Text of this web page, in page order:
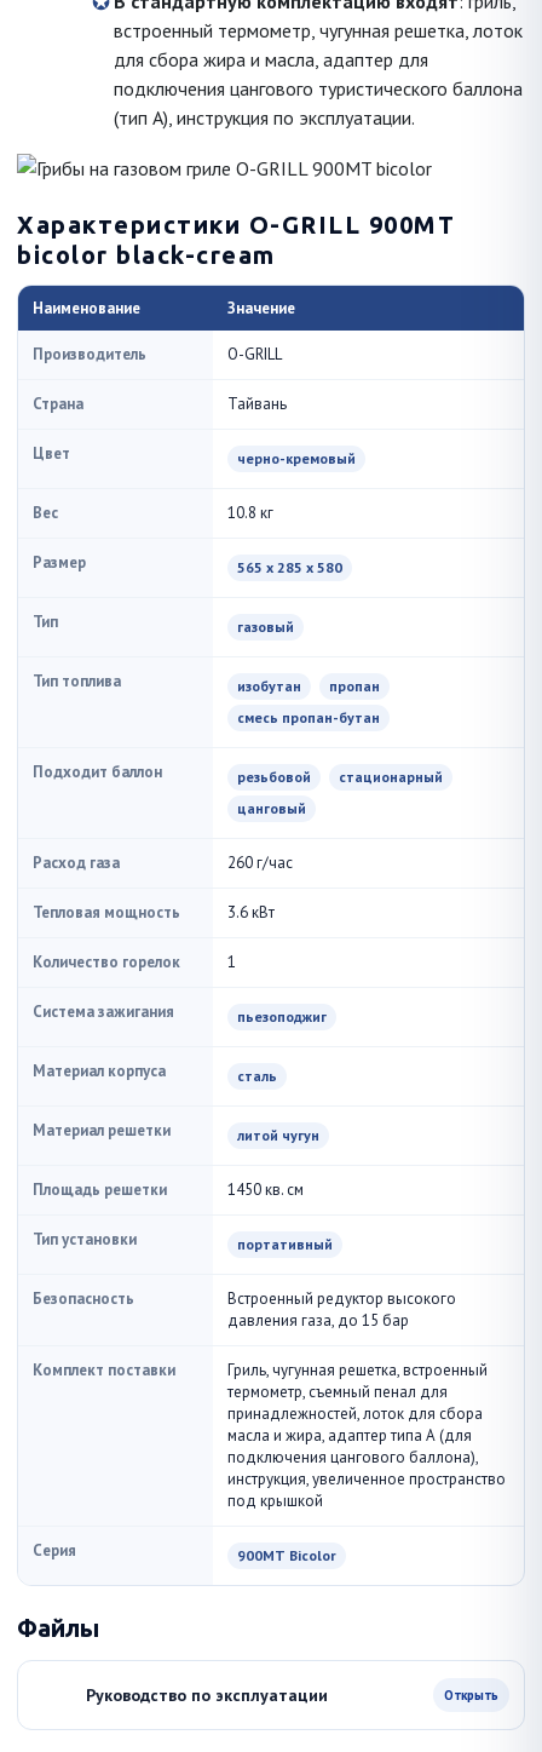
встроенный термометр, чугунная решетка, лоток
для сбора жира и масла, адаптер для
подключения цангового туристического баллона
(тип А), инструкция по эксплуатации.
Характеристики O-GRILL 900MT
bicolor black-cream
Наименование Значение
Производитель O-GRILL
Страна Тайвань
Цвет черно-кремовый
Вес 10.8 кг
Размер 565 x 285 x 580
Тип газовый
Тип топлива изобутан
пропан
смесь пропан-бутан
Подходит баллон резьбовой
стационарный
цанговый
Расход газа 260 г/час
Тепловая мощность 3.6 кВт
Количество горелок 1
Система зажигания пьезоподжиг
Материал корпуса сталь
Материал решетки литой чугун
Площадь решетки 1450 кв. см
Тип установки портативный
Безопасность
Встроенный редуктор высокого
давления газа, до 15 бар
Комплект поставки
Гриль, чугунная решетка, встроенный
термометр, съемный пенал для
принадлежностей, лоток для сбора
масла и жира, адаптер типа А (для
подключения цангового баллона),
инструкция, увеличенное пространство
под крышкой
Серия 900MT Bicolor
Файлы
Руководство по эксплуатации Открыть